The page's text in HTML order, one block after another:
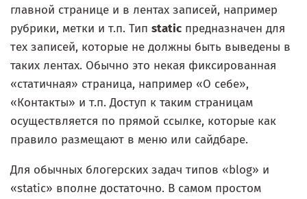
главной странице и в лентах записей, например
рубрики, метки и т.п. Тип static предназначен для
тех записей, которые не должны быть выведены в
таких лентах. Обычно это некая фиксированная
«статичная» страница, например «О себе»,
«Контакты» и т.п. Доступ к таким страницам
осуществляется по прямой ссылке, которые как
правило размещают в меню или сайдбаре.
Для обычных блогерских задач типов «blog» и
«static» вполне достаточно. В самом простом